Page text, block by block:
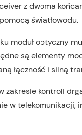
z dwoma
światłowodu.
moduł optyczny
są elementy
łączność i silną
zakresie kontroli
w